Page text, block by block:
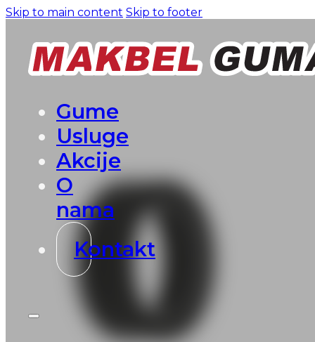
Skip to main content Skip to footer
Gume
Usluge
Akcije
O
nama
Kontakt